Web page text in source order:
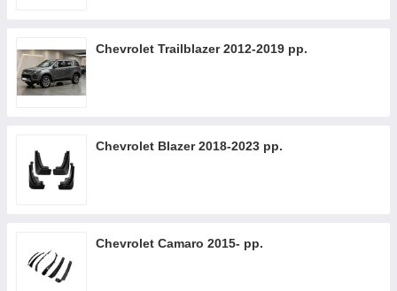
Chevrolet Trailblazer 2012-2019 рр.
Chevrolet Blazer 2018-2023 рр.
Chevrolet Camaro 2015- рр.